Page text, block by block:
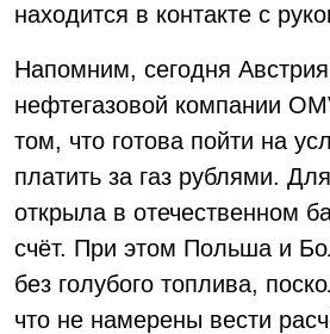
находится в контакте с
Напомним, сегодня
нефтегазовой компании
том, что готова пойти на
платить за газ рублями.
открыла в отечественном
счёт. При этом Польша и
без голубого топлива,
что не намерены вести